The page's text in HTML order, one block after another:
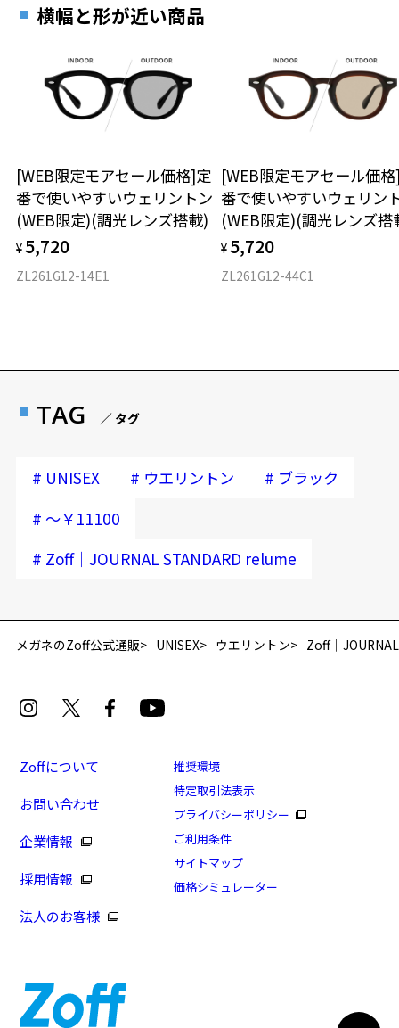
レンズ枠の材質：プラスチック(塗装)
可視光線透過率：13%
紫外線透過率：0.1%以下 (紫外線カット率：99.9%以上)
株式会社インターメスティック
使用上の注意：高温のところに置いたり、傷をつけるような金属と一
緒にしまわないようご注意下さい。
横幅と形が近い商品
[WEB限定モアセール価格]定
番で使いやすいウェリントン
(WEB限定)(調光レンズ搭載)
¥ 5,720
ZL261G12-14E1
[WEB限定モアセール価
番で使いやすいウェリン
(WEB限定)(調光レンズ搭
¥ 5,720
ZL261G12-44C1
TAG ／ タグ
# UNISEX # ウエリントン # ブラック
# ～￥11100
# Zoff｜JOURNAL STANDARD relume
メガネのZoff公式通販 UNISEX ウエリントン Zoff｜
Zoffについて
お問い合わせ
企業情報
採用情報
法人のお客様
推奨環境
特定取引法表示
プライバシーポリシー
ご利用条件
サイトマップ
価格シミュレーター